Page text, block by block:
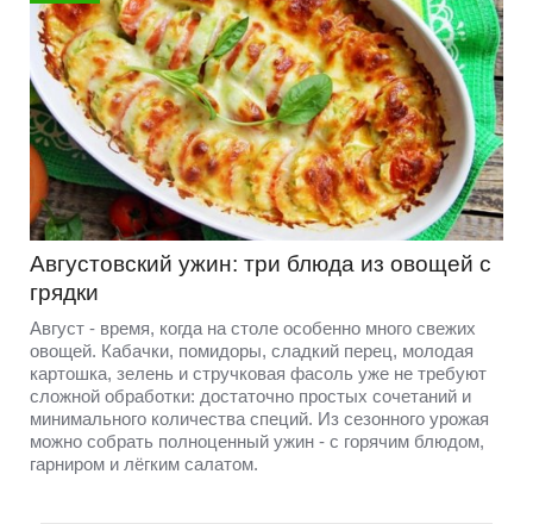
Августовский ужин: три блюда из овощей с
грядки
Август - время, когда на столе особенно много свежих
овощей. Кабачки, помидоры, сладкий перец, молодая
картошка, зелень и стручковая фасоль уже не требуют
сложной обработки: достаточно простых сочетаний и
минимального количества специй. Из сезонного урожая
можно собрать полноценный ужин - с горячим блюдом,
гарниром и лёгким салатом.